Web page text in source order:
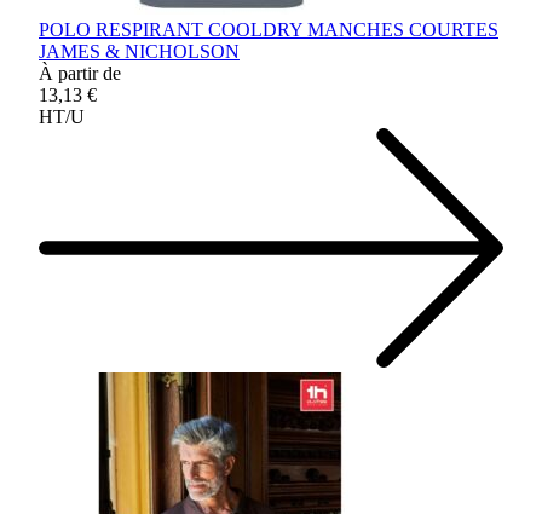
POLO RESPIRANT COOLDRY MANCHES COURTES
JAMES & NICHOLSON
À partir de
13,13 €
HT/U